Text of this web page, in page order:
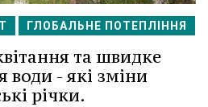
ГЛОБАЛЬНЕ ПОТЕПЛІННЯ
та швидке
води - які зміни
річки.